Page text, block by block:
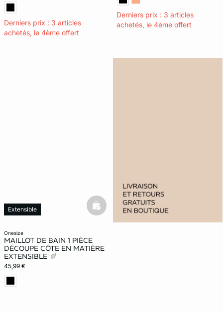
Derniers prix : 3 articles
achetés, le 4ème offert
Derniers prix : 3 articles
achetés, le 4ème offert
onesize
MAILLOT DE BAIN 1 PIÈCE
DÉCOUPE CÔTE EN MATIÈRE
EXTENSIBLE
45,99 €
Extensible basketfull